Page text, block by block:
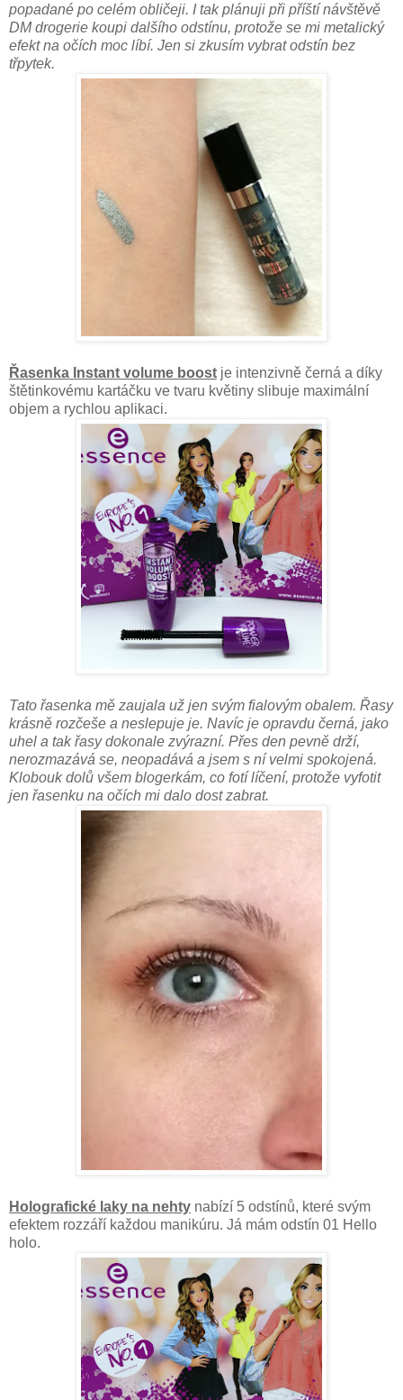
popadané po celém obličeji. I tak plánuji při příští návštěvě
DM drogerie koupi dalšího odstínu, protože se mi metalický
efekt na očích moc líbí. Jen si zkusím vybrat odstín bez
třpytek.
Řasenka Instant volume boost je intenzivně černá a díky
štětinkovému kartáčku ve tvaru květiny slibuje maximální
objem a rychlou aplikaci.
Tato řasenka mě zaujala už jen svým fialovým obalem. Řasy
krásně rozčeše a neslepuje je. Navíc je opravdu černá, jako
uhel a tak řasy dokonale zvýrazní. Přes den pevně drží,
nerozmazává se, neopadává a jsem s ní velmi spokojená.
Klobouk dolů všem blogerkám, co fotí líčení, protože vyfotit
jen řasenku na očích mi dalo dost zabrat.
Holografické laky na nehty nabízí 5 odstínů, které svým
efektem rozzáří každou manikúru. Já mám odstín 01 Hello
holo.